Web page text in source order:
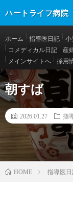
ハートライフ病
ホーム 指導医日記 小
コメディカル日記
産
メインサイトへ
採用
朝すば
2026.01.27 指
HOME 指導医